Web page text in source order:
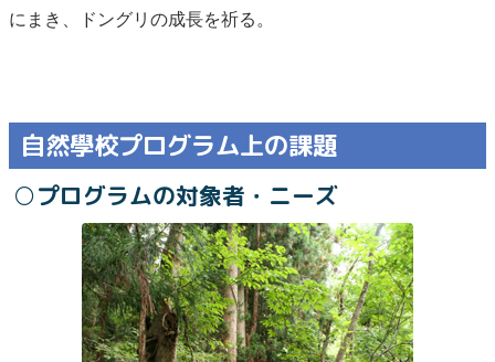
にまき、ドングリの成長を祈る。
自然學校プログラム上の課題
○プログラムの対象者・ニーズ